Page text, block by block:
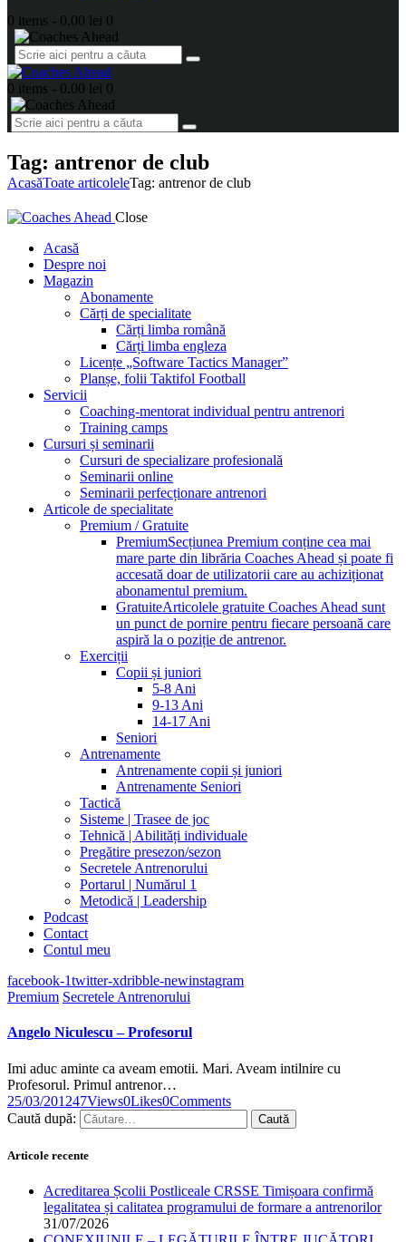
0 items - 0.00 lei 0
0 items - 0.00 lei 0
Tag: antrenor de club
AcasăToate articoleleTag: antrenor de club
Close
Acasă
Despre noi
Magazin
Abonamente
Cărți de specialitate
Cărți limba română
Cărți limba engleza
Licențe „Software Tactics Manager”
Planșe, folii Taktifol Football
Servicii
Coaching-mentorat individual pentru antrenori
Training camps
Cursuri și seminarii
Cursuri de specializare profesională
Seminarii online
Seminarii perfecționare antrenori
Articole de specialitate
Premium / Gratuite
PremiumSecțiunea Premium conține cea mai
mare parte din librăria Coaches Ahead și poate fi
accesată doar de utilizatorii care au achiziționat
abonamentul premium.
GratuiteArticolele gratuite Coaches Ahead sunt
un punct de pornire pentru fiecare persoană care
aspiră la o poziție de antrenor.
Exerciții
Copii și juniori
5-8 Ani
9-13 Ani
14-17 Ani
Seniori
Antrenamente
Antrenamente copii și juniori
Antrenamente Seniori
Tactică
Sisteme | Trasee de joc
Tehnică | Abilități individuale
Pregătire presezon/sezon
Secretele Antrenorului
Portarul | Numărul 1
Metodică | Leadership
Podcast
Contact
Contul meu
facebook-1twitter-xdribble-newinstagram
Premium Secretele Antrenorului
Angelo Niculescu – Profesorul
Imi aduc aminte ca aveam emotii. Mari. Aveam intilnire cu
Profesorul. Primul antrenor…
25/03/201247Views0Likes0Comments
Caută după:
Articole recente
Acreditarea Școlii Postliceale CRSSE Timișoara confirmă
legalitatea și calitatea programului de formare a antrenorilor
31/07/2026